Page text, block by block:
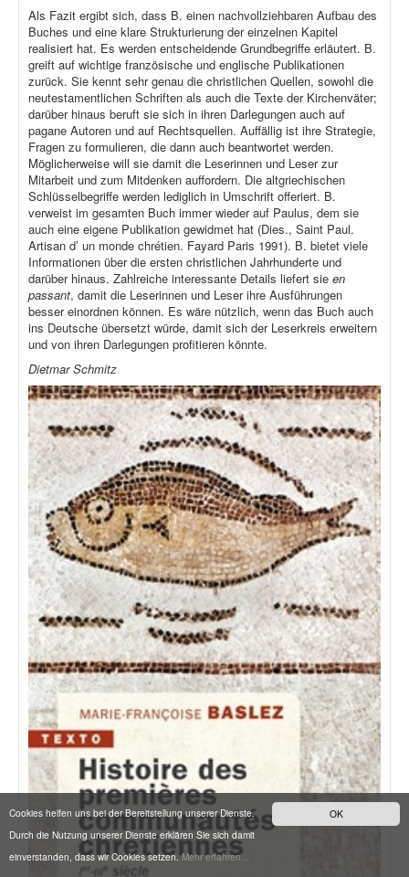
OK
Cookies helfen uns bei der Bereitstellung unserer Dienste.
Durch die Nutzung unserer Dienste erklären Sie sich damit
einverstanden, dass wir Cookies setzen.Mehr erfahren...
Als Fazit ergibt sich, dass B. einen nachvollziehbaren Aufbau des
Buches und eine klare Strukturierung der einzelnen Kapitel
realisiert hat. Es werden entscheidende Grundbegriffe erläutert. B.
greift auf wichtige französische und englische Publikationen
zurück. Sie kennt sehr genau die christlichen Quellen, sowohl die
neutestamentlichen Schriften als auch die Texte der Kirchenväter;
darüber hinaus beruft sie sich in ihren Darlegungen auch auf
pagane Autoren und auf Rechtsquellen. Auffällig ist ihre Strategie,
Fragen zu formulieren, die dann auch beantwortet werden.
Möglicherweise will sie damit die Leserinnen und Leser zur
Mitarbeit und zum Mitdenken auffordern. Die altgriechischen
Schlüsselbegriffe werden lediglich in Umschrift offeriert. B.
verweist im gesamten Buch immer wieder auf Paulus, dem sie
auch eine eigene Publikation gewidmet hat (Dies., Saint Paul.
Artisan d’ un monde chrétien. Fayard Paris 1991). B. bietet viele
Informationen über die ersten christlichen Jahrhunderte und
darüber hinaus. Zahlreiche interessante Details liefert sie en
passant, damit die Leserinnen und Leser ihre Ausführungen
besser einordnen können. Es wäre nützlich, wenn das Buch auch
ins Deutsche übersetzt würde, damit sich der Leserkreis erweitern
und von ihren Darlegungen profitieren könnte.
Dietmar Schmitz